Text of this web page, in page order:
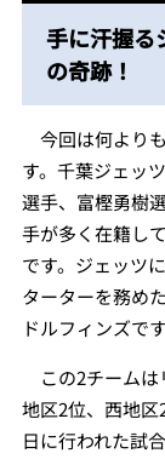
手に汗握る
の奇跡！
今回は何より
す。千葉ジェッ
選手、富樫勇樹
手が多く在籍し
です。ジェッツ
ターターを務め
ドルフィンズです
この2チームは
地区2位、西地
日に行われた試